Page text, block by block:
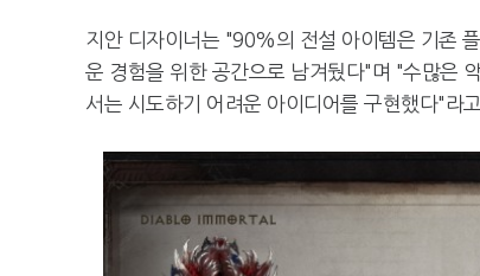
지안 디자이너는 "90%의 전설 아이템은 기존
운 경험을 위한 공간으로 남겨뒀다"며 "수많은
서는 시도하기 어려운 아이디어를 구현했다"라